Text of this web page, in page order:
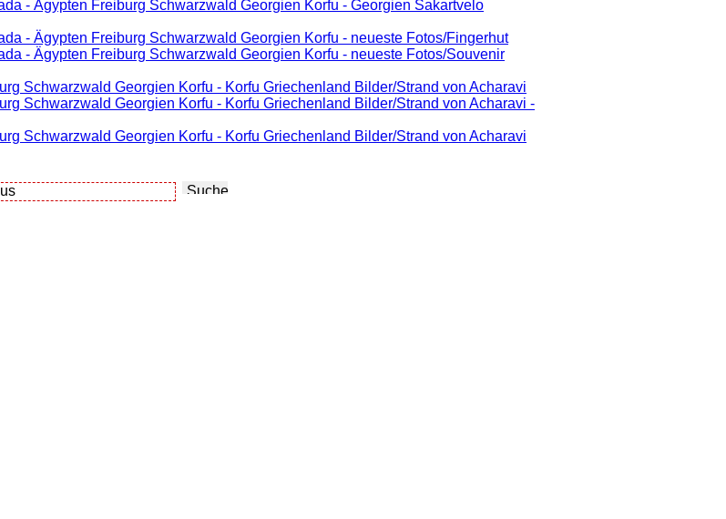
- Ägypten Freiburg Schwarzwald Georgien Korfu - Georgien Sakartvelo
- Ägypten Freiburg Schwarzwald Georgien Korfu - neueste Fotos/Fingerhut
- Ägypten Freiburg Schwarzwald Georgien Korfu - neueste Fotos/Souvenir
Schwarzwald Georgien Korfu - Korfu Griechenland Bilder/Strand von Acharavi
Schwarzwald Georgien Korfu - Korfu Griechenland Bilder/Strand von Acharavi -
Schwarzwald Georgien Korfu - Korfu Griechenland Bilder/Strand von Acharavi